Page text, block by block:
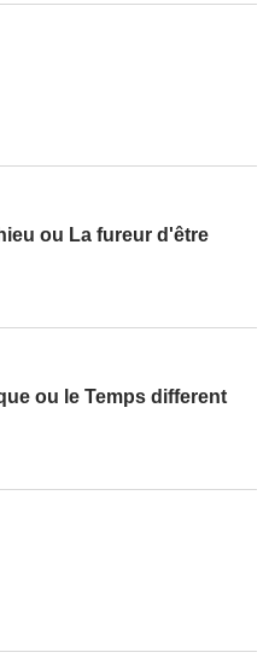
ou La fureur d'être
ou le Temps different